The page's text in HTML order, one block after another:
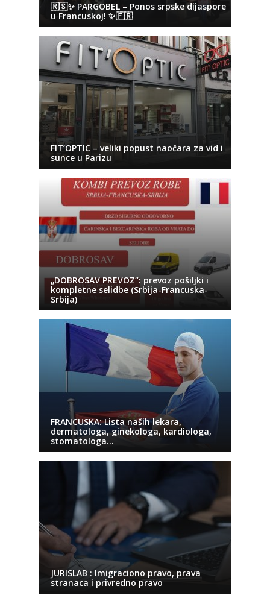
🇷🇸✨ PARGOBEL – Ponos srpske dijaspore
u Francuskoj! ✨🇫🇷
FIT’OPTIC – veliki popust naočara za vid i
sunce u Parizu
„DOBROSAV PREVOZ“: prevoz pošiljki i
kompletne selidbe (Srbija-Francuska-
Srbija)
FRANCUSKA: Lista naših lekara,
dermatologa, ginekologa, kardiologa,
stomatologa…
JURISLAB : Imigraciono pravo, prava
stranaca i privredno pravo